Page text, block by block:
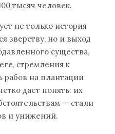
тысяч человек.
не только история
зверству, но и выход
существа,
стремления к
рабов на плантации
дает понять: их
— стали
и унижений.